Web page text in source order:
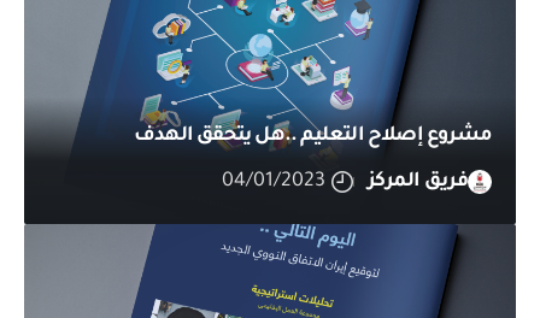
مشروع إصلاح التعليم ..هل يتحقق الهدف
فريق المركز 04/01/2023